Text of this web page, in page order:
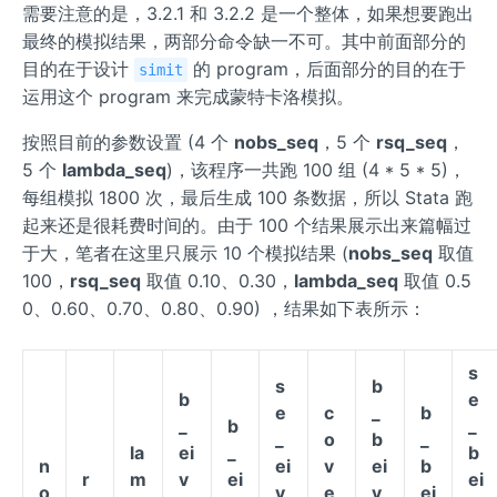
需要注意的是，3.2.1 和 3.2.2 是一个整体，如果想要跑出
最终的模拟结果，两部分命令缺一不可。其中前面部分的
目的在于设计
simit
的 program，后面部分的目的在于
运用这个 program 来完成蒙特卡洛模拟。
按照目前的参数设置 (4 个 nobs_seq ，5 个 rsq_seq ，
5 个 lambda_seq)，该程序一共跑 100 组 (4 * 5 * 5)，
每组模拟 1800 次，最后生成 100 条数据，所以 Stata 跑
起来还是很耗费时间的。由于 100 个结果展示出来篇幅过
于大，笔者在这里只展示 10 个模拟结果 (nobs_seq 取值
100， rsq_seq 取值 0.10、0.30， lambda_seq 取值 0.5
0、0.60、0.70、0.80、0.90) ，结果如下表所示：
n
r
la
m
b
ei
v
b
ei
s
e
ei
c
o
v
b
b
ei
b
b
s
e
b
ei